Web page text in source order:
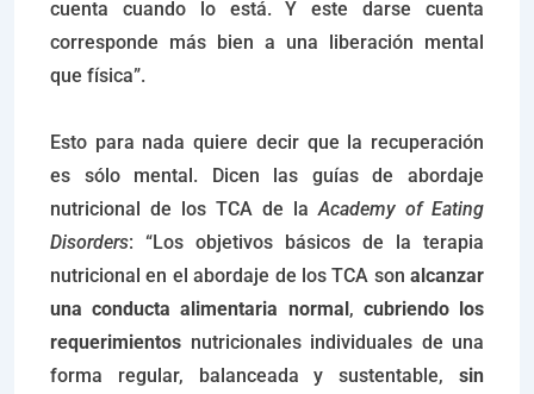
cuenta cuando lo está. Y este darse cuenta
corresponde más bien a una liberación mental
que física”.
Esto para nada quiere decir que la recuperación
es sólo mental. Dicen las guías de abordaje
nutricional de los TCA de la Academy of Eating
Disorders: “Los objetivos básicos de la terapia
nutricional en el abordaje de los TCA son alcanzar
una conducta alimentaria normal, cubriendo los
requerimientos nutricionales individuales de una
forma regular, balanceada y sustentable, sin